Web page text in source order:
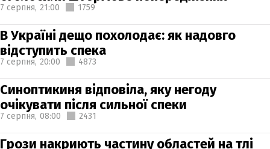
7 серпня, 21:00 1759
В Україні дещо похолодає: як надовго
відступить спека
7 серпня, 20:00 4873
Синоптикиня відповіла, яку негоду
очікувати після сильної спеки
7 серпня, 08:00 2431
Грози накриють частину областей на тлі